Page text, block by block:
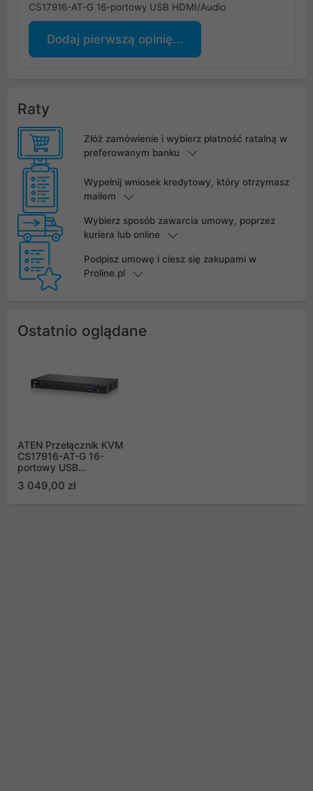
CS17916-AT-G 16-portowy USB HDMI/Audio
Dodaj pierwszą opinię...
Raty
Złóż zamówienie i wybierz płatność ratalną w
preferowanym banku
Wypełnij wniosek kredytowy, który otrzymasz
mailem
Wybierz sposób zawarcia umowy, poprzez
kuriera lub online
Podpisz umowę i ciesz się zakupami w
Proline.pl
Ostatnio oglądane
ATEN Przełącznik KVM
CS17916-AT-G 16-
portowy USB
3 049,00 zł